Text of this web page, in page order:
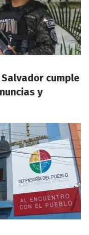
Salvador cumple
y